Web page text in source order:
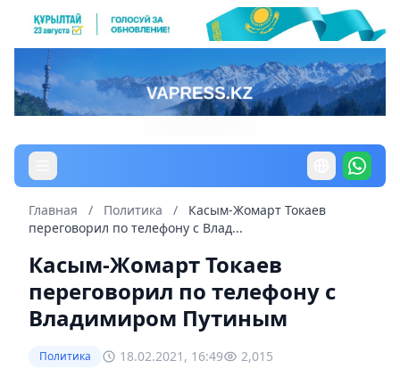
Главная / Политика /
Касым-Жомарт Токаев
переговорил по телефону с Влад...
Касым-Жомарт Токаев
переговорил по телефону с
Владимиром Путиным
Политика 18.02.2021, 16:49 2,015